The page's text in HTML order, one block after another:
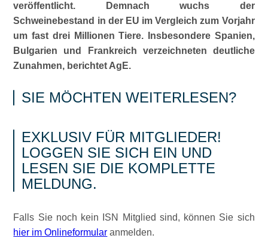
veröffentlicht. Demnach wuchs der
Schweinebestand in der EU im Vergleich zum Vorjahr
um fast drei Millionen Tiere. Insbesondere Spanien,
Bulgarien und Frankreich verzeichneten deutliche
Zunahmen, berichtet AgE.
SIE MÖCHTEN WEITERLESEN?
EXKLUSIV FÜR MITGLIEDER!
LOGGEN SIE SICH EIN UND
LESEN SIE DIE KOMPLETTE
MELDUNG.
Falls Sie noch kein ISN Mitglied sind, können Sie sich
hier im Onlineformular anmelden.